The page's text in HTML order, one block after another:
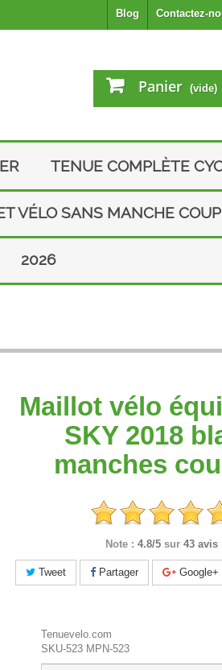
Contactez-
Blog
Panier (vide)
TENUE COMPLÈTE
VÉLO SANS MANCHE
2026
Maillot vélo
SKY 2018
manches
Note : 4.8/5 sur 43 avis
Tweet Partager Google+
Tenuevelo.com
SKU-523 MPN-523